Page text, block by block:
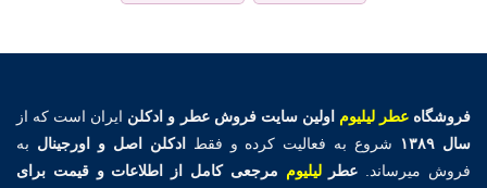
فروشگاهعطر لیلیوم اولین سایت فروش عطر و ادکلن ایران است که از
سال ۱۳۸۹
شروع به فعالیت کرده و فقط ادکلن اصل و اورجینال به
فروش میرساند. عطرلیلیوم مرجعی کامل از اطلاعات و قیمت برای